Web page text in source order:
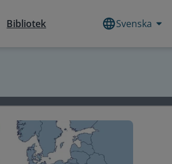
Bibliotek Svenska